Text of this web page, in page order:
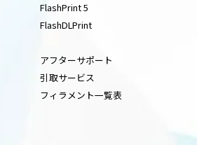
FlashPrint 5
FlashDLPrint
アフターサポート
引取サービス
フィラメント一覧表